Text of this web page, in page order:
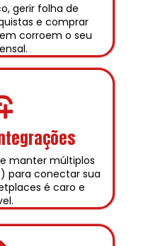
gerir folha de
e comprar
corroem o seu
manter múltiplos
para conectar sua
é caro e